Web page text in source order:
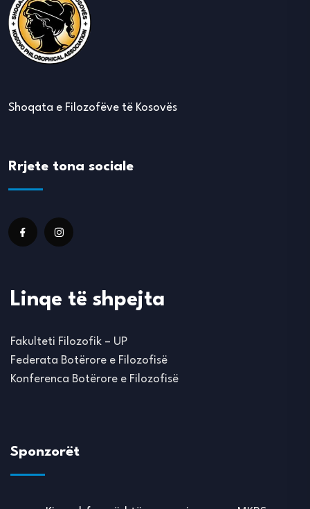
Shoqata e Filozofëve të Kosovës
Rrjete tona sociale
Linqe të shpejta
Fakulteti Filozofik – UP
Federata Botërore e Filozofisë
Konferenca Botërore e Filozofisë
Sponzorët